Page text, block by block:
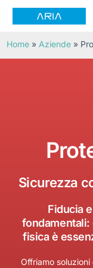
Home » Aziende »
Sicurezza
Fiducia
fondamentali:
fisica è
Offriamo